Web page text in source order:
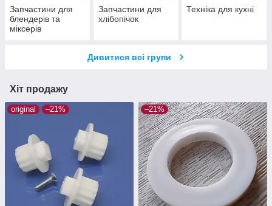
Запчастини для
блендерів та
міксерів
Запчастини для
хлібопічок
Техніка для кухні
Дивитися всі групи
Хіт продажу
original –21% –21%